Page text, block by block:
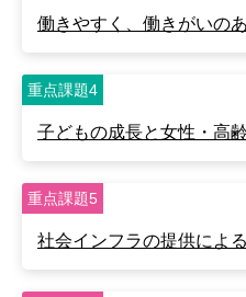
働きやすく、働きがいの
重点課題4
子どもの成長と女性・高
重点課題5
社会インフラの提供による